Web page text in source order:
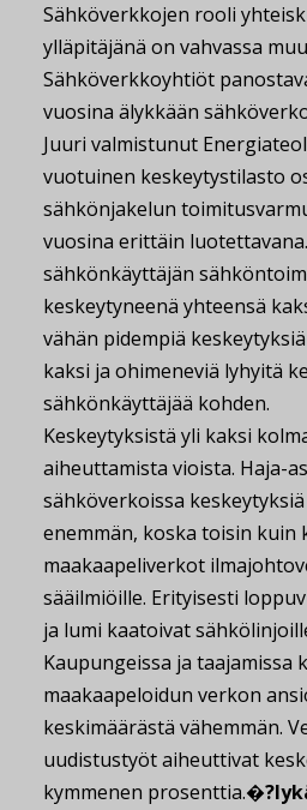
Sähköverkkojen rooli
ylläpitäjänä on vahvassa
Sähköverkkoyhtiöt
vuosina älykkään
Juuri valmistunut
vuotuinen keskeytystilasto
sähkönjakelun
vuosina erittäin
sähkönkäyttäjän
keskeytyneenä yhteensä
vähän pidempiä
kaksi ja ohimeneviä lyhyitä
sähkönkäyttäjää kohden.
Keskeytyksistä yli kaksi
aiheuttamista vioista. Haja-
sähköverkoissa
enemmän, koska toisin kuin
maakaapeliverkot
sääilmiöille. Erityisesti
ja lumi kaatoivat
Kaupungeissa ja taajamissa
maakaapeloidun verkon
keskimäärästä vähemmän.
uudistustyöt aiheuttivat
kymmenen prosenttia.